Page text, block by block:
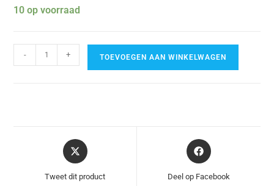
10 op voorraad
- + TOEVOEGEN AAN WINKELWAGEN
Tweet dit product Deel op Facebook